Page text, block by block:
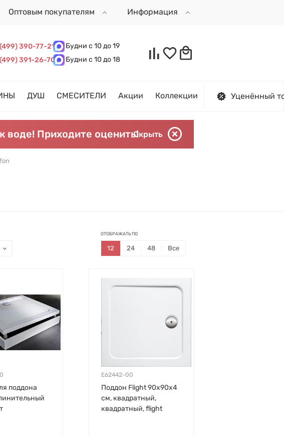
Оптовым покупателям Информация
390-77-21
Будни с 10 до 19
391-26-70 Будни с 10 до 18
ДУШ СМЕСИТЕЛИ Акции Коллекции Уценённый
воде! Приходите оценить!Скрыть
ОТОБРАЖАТЬ ПО
12 24 48 Все
поддона
E62442-00
Поддон Flight 90х90х4
см, квадратный,
квадратный, flight